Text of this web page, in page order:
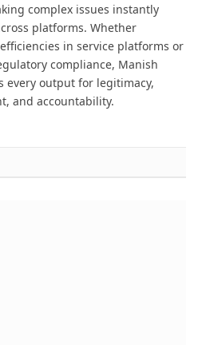
complex issues instantly
platforms. Whether
in service platforms or
compliance, Manish
every output for legitimacy,
and accountability.